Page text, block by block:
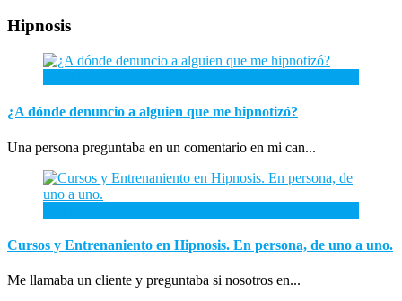
Hipnosis
¿A dónde denuncio a alguien que me hipnotizó?
Una persona preguntaba en un comentario en mi can...
Cursos y Entrenaniento en Hipnosis. En persona, de uno a uno.
Me llamaba un cliente y preguntaba si nosotros en...